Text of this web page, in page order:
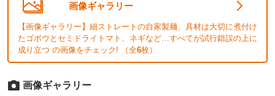
画像ギャラリー
【画像ギャラリー】細ストレートの自家製麺、具材は大切に煮付け
たゴボウとセミドライトマト、ネギなど…すべてが試行錯誤の上に
成り立つ の画像をチェック! （全6枚）
画像ギャラリー